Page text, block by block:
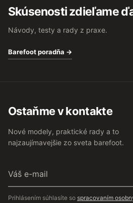
Skúsenosti zdieľame
Návody, testy a rady z praxe.
Barefoot poradňa →
Ostaňme v kontakte
Nové modely, praktické rady a to
najzaujímavejšie zo sveta barefoot.
e-
mail
Prihlásením súhlasíte so spracovaním